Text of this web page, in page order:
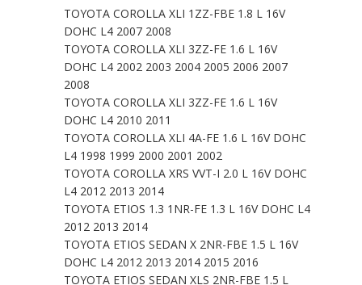
TOYOTA COROLLA XLI 1ZZ-FBE 1.8 L 16V
DOHC L4 2007 2008
TOYOTA COROLLA XLI 3ZZ-FE 1.6 L 16V
DOHC L4 2002 2003 2004 2005 2006 2007
2008
TOYOTA COROLLA XLI 3ZZ-FE 1.6 L 16V
DOHC L4 2010 2011
TOYOTA COROLLA XLI 4A-FE 1.6 L 16V DOHC
L4 1998 1999 2000 2001 2002
TOYOTA COROLLA XRS VVT-I 2.0 L 16V DOHC
L4 2012 2013 2014
TOYOTA ETIOS 1.3 1NR-FE 1.3 L 16V DOHC L4
2012 2013 2014
TOYOTA ETIOS SEDAN X 2NR-FBE 1.5 L 16V
DOHC L4 2012 2013 2014 2015 2016
TOYOTA ETIOS SEDAN XLS 2NR-FBE 1.5 L